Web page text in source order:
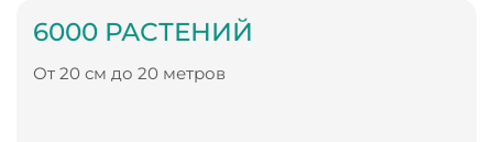
6000 РАСТЕНИЙ
От 20 см до 20 метров